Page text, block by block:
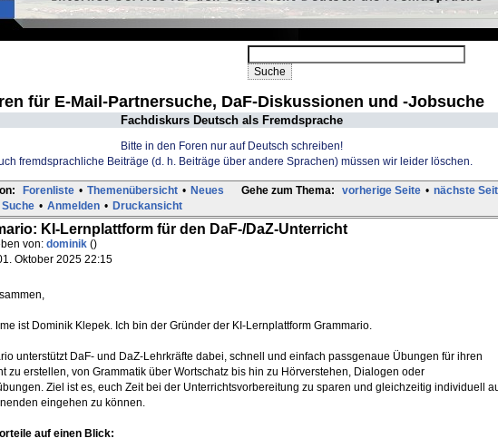
für E-Mail-Partnersuche, DaF-Diskussionen und -Jobsuche
Fachdiskurs Deutsch als Fremdsprache
Bitte in den Foren nur auf Deutsch schreiben!
fremdsprachliche Beiträge (d. h. Beiträge über andere Sprachen) müssen wir leider löschen.
Gehe zum Thema: vorherige Seite • nächste
Forenliste • Themenübersicht • Neues
Suche • Anmelden • Druckansicht
KI-Lernplattform für den DaF-/DaZ-Unterricht
von: dominik ()
Oktober 2025 22:15
ist Dominik Klepek. Ich bin der Gründer der KI-Lernplattform Grammario.
unterstützt DaF- und DaZ-Lehrkräfte dabei, schnell und einfach passgenaue Übungen für ihren
zu erstellen, von Grammatik über Wortschatz bis hin zu Hörverstehen, Dialogen oder
Ziel ist es, euch Zeit bei der Unterrichtsvorbereitung zu sparen und gleichzeitig individuell
eingehen zu können.
auf einen Blick: